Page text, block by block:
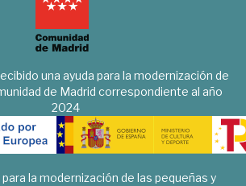
una ayuda para la modernización de
de Madrid correspondiente al año
2024
la modernización de las pequeñas y